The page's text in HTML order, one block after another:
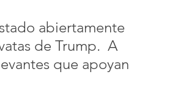
abiertamente
de Trump.  A
que apoyan